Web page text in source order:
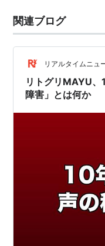
関連ブログ
リアルタイムニュ
リトグリMAYU
障害」とは何か